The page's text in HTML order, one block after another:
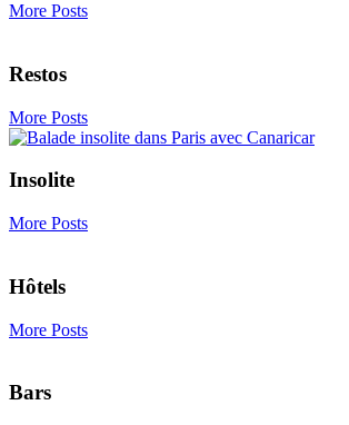
More Posts
Restos
More Posts
Insolite
More Posts
Hôtels
More Posts
Bars